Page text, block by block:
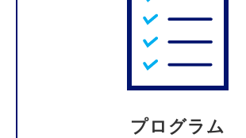
プログラム